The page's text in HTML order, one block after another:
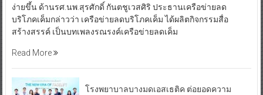
ง่ายขึ้น ด้านรศ.นพ.สุรศักดิ์ กันตชูเวสศิริ ประธานเครือข่ายลด
บริโภคเค็มกล่าวว่า เครือข่ายลดบริโภคเค็ม ได้ผลิตกิจกรรมสื่อ
สร้างสรรค์ เป็นบทเพลงรณรงค์เครือข่ายลดเค็ม
Read More
โรงพยาบาลบางมดเอสเธติค ต่อยอดความ